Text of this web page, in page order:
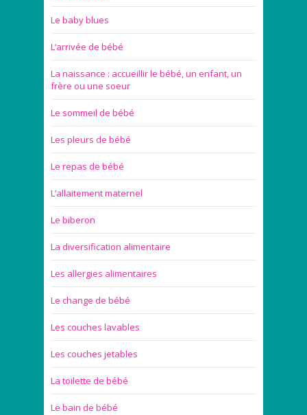
Le baby blues
L’arrivée de bébé
La naissance : accueillir le bébé, un enfant, un
frère ou une soeur
Le sommeil de bébé
Les pleurs de bébé
Le repas de bébé
L’allaitement maternel
Le biberon
La diversification alimentaire
Les allergies alimentaires
Le change de bébé
Les couches lavables
Les couches jetables
La toilette de bébé
Le bain de bébé